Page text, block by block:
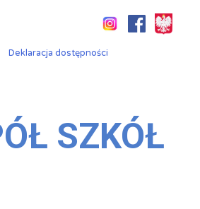
Deklaracja dostępności
SZKÓŁ